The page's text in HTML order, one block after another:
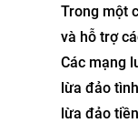
Trong một
và hỗ trợ
Các mạng
lừa đảo
lừa đảo